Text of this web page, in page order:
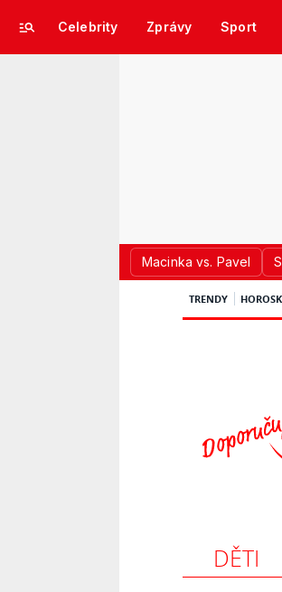
Celebrity Zprávy Sport
Macinka vs. Pavel
TRENDY
DĚTI